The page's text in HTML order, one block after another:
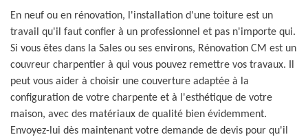
En neuf ou en rénovation, l'installation d'une toiture est un
travail qu'il faut confier à un professionnel et pas n'importe qui.
Si vous êtes dans la Sales ou ses environs, Rénovation CM est un
couvreur charpentier à qui vous pouvez remettre vos travaux. Il
peut vous aider à choisir une couverture adaptée à la
configuration de votre charpente et à l'esthétique de votre
maison, avec des matériaux de qualité bien évidemment.
Envoyez-lui dès maintenant votre demande de devis pour qu'il